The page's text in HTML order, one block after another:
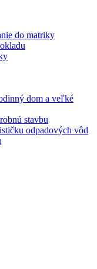
do matriky
dom a veľké
stavbu
odpadových vôd